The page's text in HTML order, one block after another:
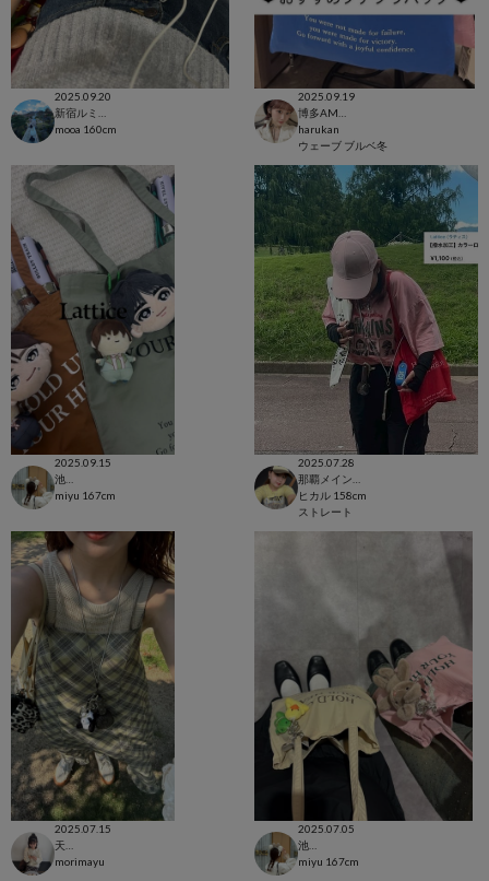
2025.09.20
mooa 160cm
2025.09.19
harukan
ウェーブ ブルベ冬
2025.09.15
miyu 167cm
2025.07.28
ヒカル 158cm
ストレート
2025.07.15
morimayu
2025.07.05
池袋店
miyu 167cm